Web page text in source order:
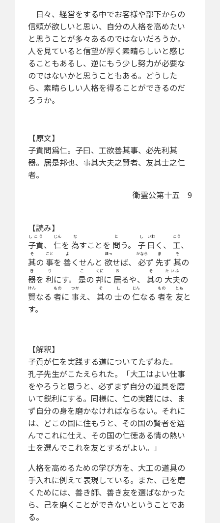
日々、経営をする中でお客様や部下からの
信頼が欲しいと思い、自分の人格を高めたい
と思うことが多々あるのではないだろうか。
人を見ていると信望が厚く素晴らしいと感じ
ることもあるし、逆にもう少し努力が必要な
のではないかと思うこともある。どうした
ら、素晴らしい人格を得ることができるのだ
ろうか。
【原文】
子貢問爲仁。子曰、工欲善其事、必先利其
器。居是邦也、事其大夫之賢者、友其士之仁
者。
衛霊公第十五 9
【読み】
子貢
しこう
、仁
じん
を 為
な
すことを 問
と
う。 子
し
曰
いわ
く、工
こう
、
其
そ
の 事
こと
を善
よ
くせんと欲
ほっ
せば、必
かなら
ず先
ま
ず其
そ
の
器
き
を利
り
にす。 是
こ
の 邦
くに
に 居
お
るや、其
そ
の 大夫
たいふ
の
賢
けん
なる者
もの
に 事
つか
え、其
そ
の士
し
の仁
じん
なる者
もの
を 友
とも
と
す。
【解釈】
子貢が仁を実践する道についてたずねた。
孔子先生がこたえられた。「大工はよい仕事
をやろうと思うと、必ずまず自分の道具を磨
いて鋭利にする。同様に、仁の実践には、ま
ず自分の身を磨かなければならない。それに
は、どこの国に住もうと、その国の賢者を選
んでこれに仕え、その国の仁徳ある情の熱い
士を選んでこれを友とするがよい。」
人格を高めるための学び方を、大工の道具の
手入れに例えて表現している。また、己を磨
くためには、善き師、善き友を選ばなかった
ら、己を磨くことができないということであ
る。